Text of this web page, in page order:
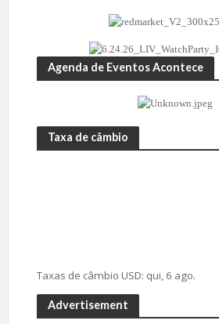
Agenda de Eventos Acontece
Taxa de câmbio
Taxas de câmbio USD: qui, 6 ago.
Advertisement